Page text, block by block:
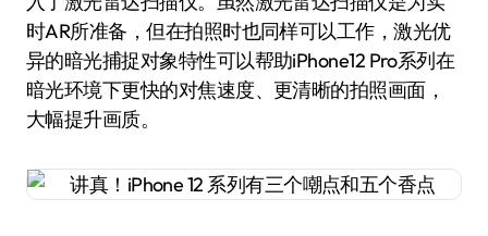
时AR所准备，但在拍照时也同样可以工作，激光优
异的暗光捕捉对象特性可以帮助iPhone12 Pro系列在
暗光环境下更快的对焦速度、更清晰的拍照画面，
大幅提升画质。